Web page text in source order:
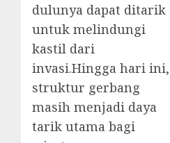
dulunya dapat ditarik
untuk melindungi
kastil dari
invasi.Hingga hari ini,
struktur gerbang
masih menjadi daya
tarik utama bagi